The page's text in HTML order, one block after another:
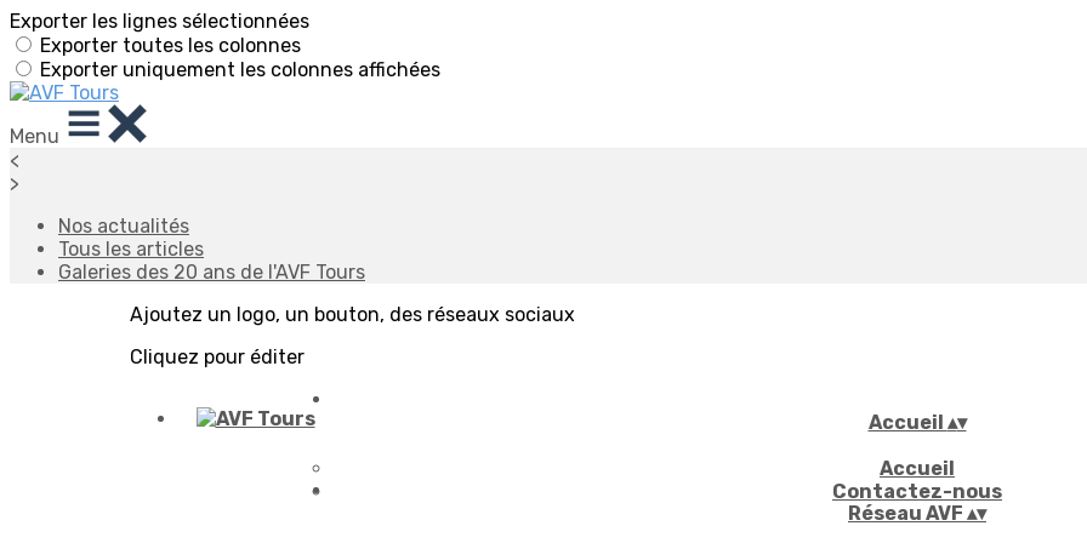
Exporter les lignes sélectionnées
Exporter toutes les colonnes
Exporter uniquement les colonnes affichées
Menu
<
>
Nos actualités
Tous les articles
Galeries des 20 ans de l'AVF Tours
Ajoutez un logo, un bouton, des réseaux sociaux
Cliquez pour éditer
Accueil ▴▾
Accueil
Contactez-nous
Réseau AVF ▴▾